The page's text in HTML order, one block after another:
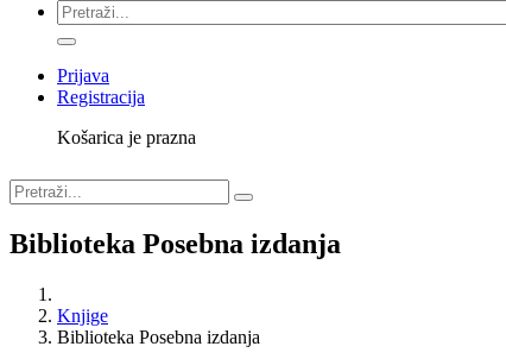
Prijava
Registracija
Košarica je prazna
Biblioteka Posebna izdanja
Knjige
Biblioteka Posebna izdanja